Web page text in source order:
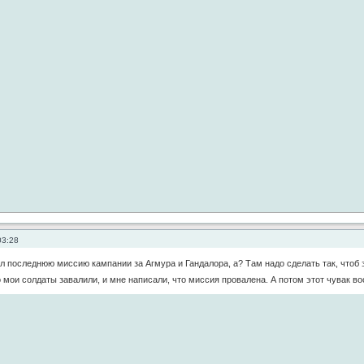
последнюю миссию кампании за Агмура и Гандалора, а? Там надо сделать так, чтоб
мои солдаты завалили, и мне написали, что миссия провалена. А потом этот чувак